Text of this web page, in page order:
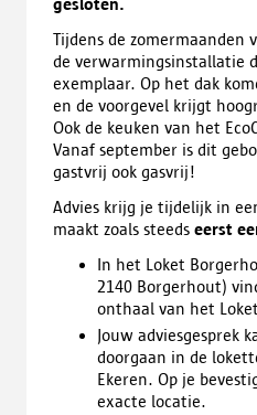
gesloten.
Tijdens de zomermaanden
de verwarmingsinstallatie
exemplaar. Op het dak
en de voorgevel krijgt
Ook de keuken van het
Vanaf september is dit
gastvrij ook gasvrij!
Advies krijg je tijdelijk in
maakt zoals steeds eerst
In het Loket
2140 Borgerhout)
onthaal van het
Jouw adviesgesprek
doorgaan in de
Ekeren. Op je
exacte locatie.